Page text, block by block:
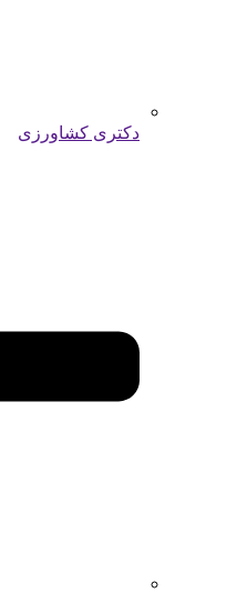
دکتری کشاورزی